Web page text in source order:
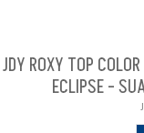
JDY ROXY TOP
ECLIPSE -